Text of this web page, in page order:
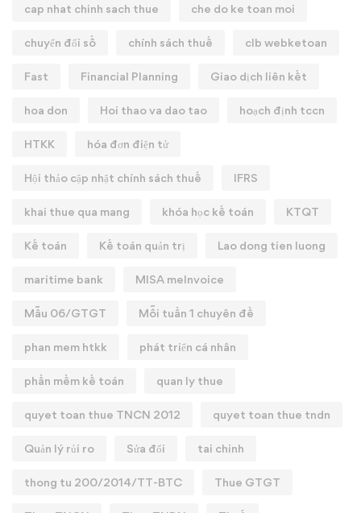
cap nhat chinh sach thue che do ke toan moi
chuyển đổi số chính sách thuế clb webketoan
Fast Financial Planning Giao dịch liên kết
hoa don Hoi thao va dao tao hoạch định tccn
HTKK hóa đơn điện tử
Hội thảo cập nhật chính sách thuế IFRS
khai thue qua mang khóa học kế toán KTQT
Kế toán Kế toán quản trị Lao dong tien luong
maritime bank MISA meInvoice
Mẫu 06/GTGT Mỗi tuần 1 chuyên đề
phan mem htkk phát triển cá nhân
phần mềm kế toán quan ly thue
quyet toan thue TNCN 2012 quyet toan thue tndn
Quản lý rủi ro Sửa đổi tai chinh
thong tu 200/2014/TT-BTC Thue GTGT